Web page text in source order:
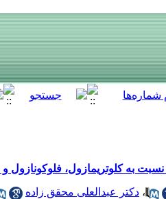
به کلوتریمازول، فلوکونازول
، دکتر عبدالعلی محقق زاده